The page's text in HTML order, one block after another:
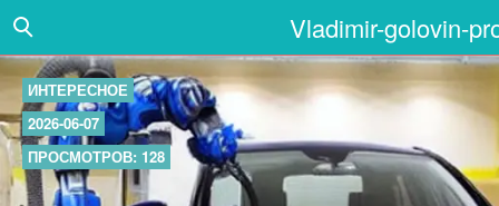
Vladimir-golovin-
ИНТЕРЕСНОЕ
2026-06-07
ПРОСМОТРОВ: 128